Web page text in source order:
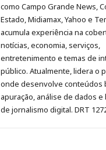
como Campo Grande News,
Estado, Midiamax, Yahoo e
acumula experiência na
notícias, economia, serviços,
entretenimento e temas de
público. Atualmente, lidera o
onde desenvolve conteúdos
apuração, análise de dados e
de jornalismo digital. DRT